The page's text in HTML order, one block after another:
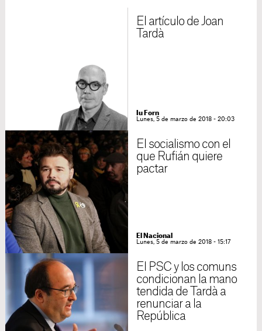
El artículo de Joan
Tardà
Iu Forn
Lunes, 5 de marzo de 2018 - 20:03
El socialismo con el
que Rufián quiere
pactar
El Nacional
Lunes, 5 de marzo de 2018 - 15:17
El PSC y los comuns
condicionan la mano
tendida de Tardà a
renunciar a la
República